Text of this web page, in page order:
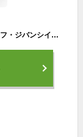
【予約】【限定】ジバンシー GIVENCHY ル・ヌフ・ジバンシイ No.16 10月10日より順次発送 2025クリスマスコフレ ギフト プレゼント クリスマス 彼女 家族 お誕生日 お祝い